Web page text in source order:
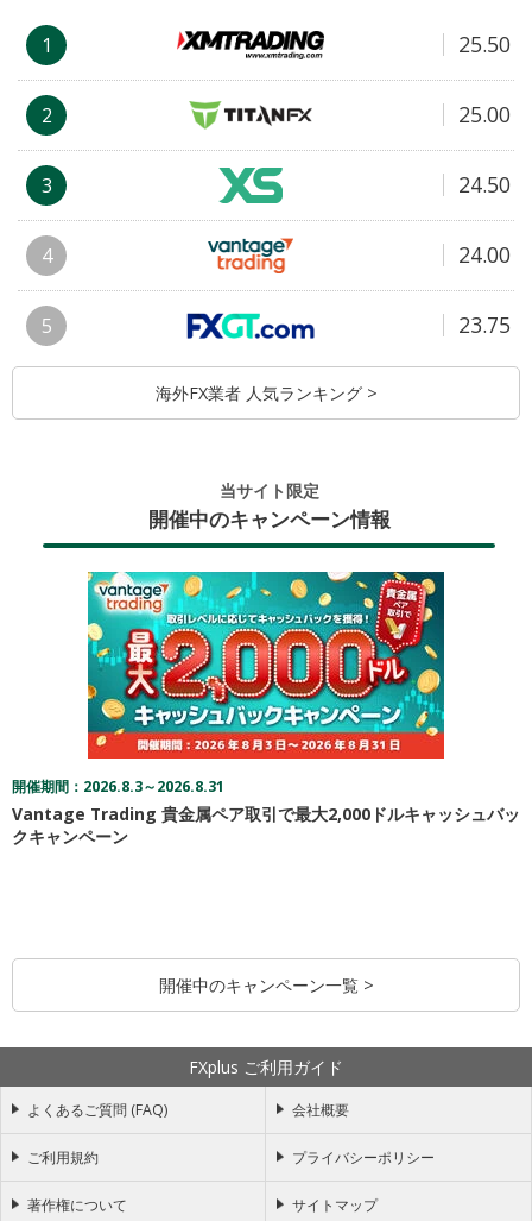
1 25.50
2 25.00
3 24.50
4 24.00
5 23.75
海外FX業者 人気ランキング >
当サイト限定
開催中のキャンペーン情報
開催期間：2026.8.3～2026.8.31
Vantage Trading 貴金属ペア取引で最大2,000ドルキャッシュバッ
クキャンペーン
開催中のキャンペーン一覧 >
FXplus ご利用ガイド
よくあるご質問 (FAQ) 会社概要
ご利用規約 プライバシーポリシー
著作権について サイトマップ